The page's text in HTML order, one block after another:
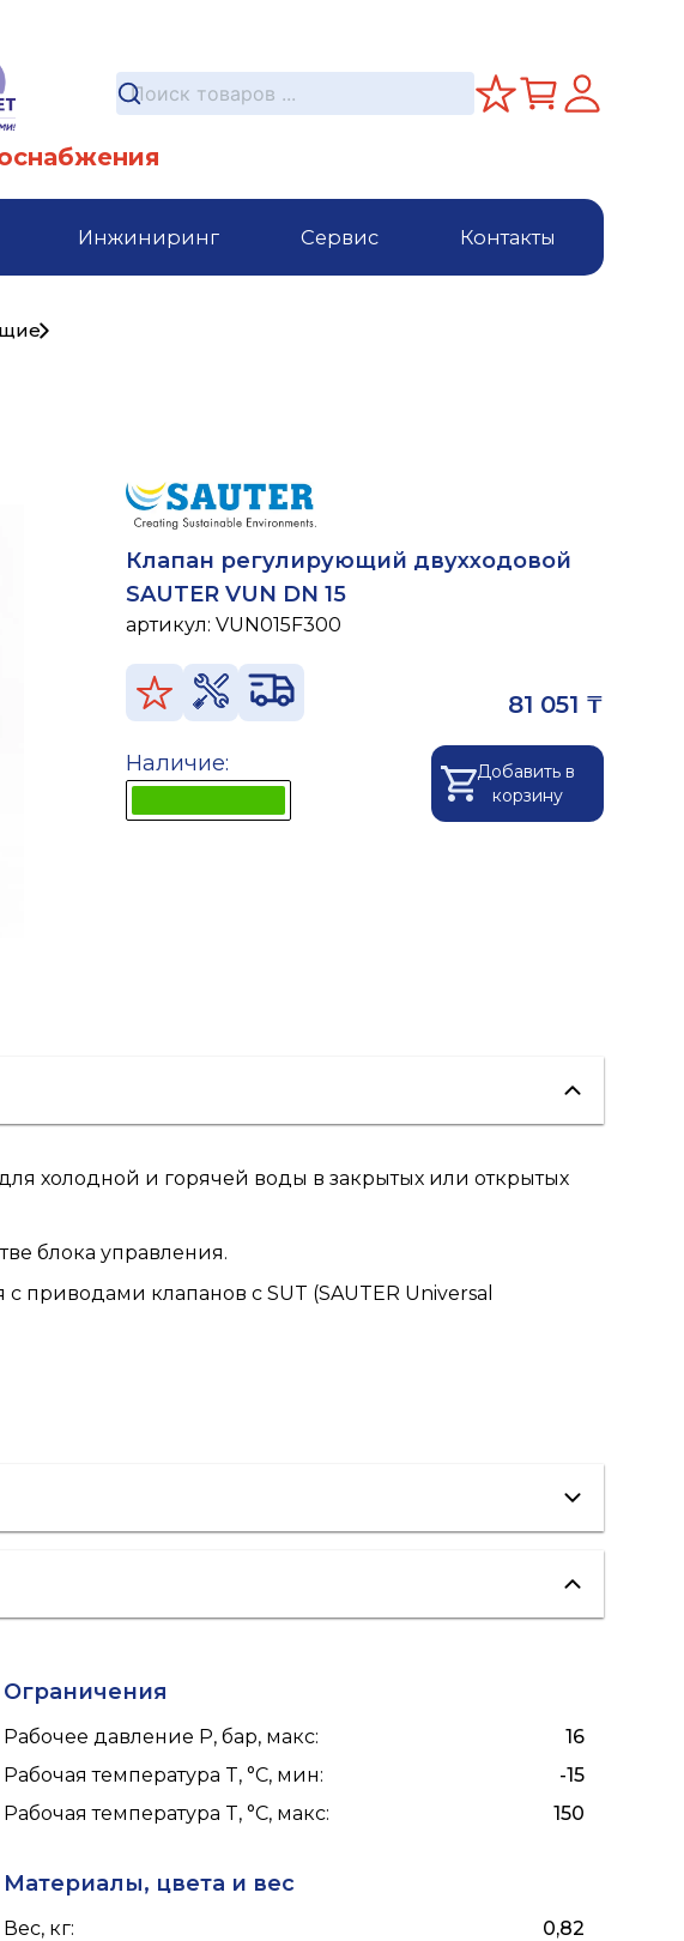
Инжиниринг Сервис Контакты
Клапан регулирующий двухходовой
SAUTER VUN DN 15
артикул: VUN015F300
81 051 ₸
Наличие:
Добавить в
корзину
холодной и горячей воды в закрытых или открытых
блока управления.
приводами клапанов с SUT (SAUTER Universal
холодоснабжение
Ограничения
Рабочее давление P, бар, макс:
16
Рабочая температура T, °C, мин:
-15
Рабочая температура T, °C, макс: 150
Материалы, цвета и вес
Вес, кг:
0,82